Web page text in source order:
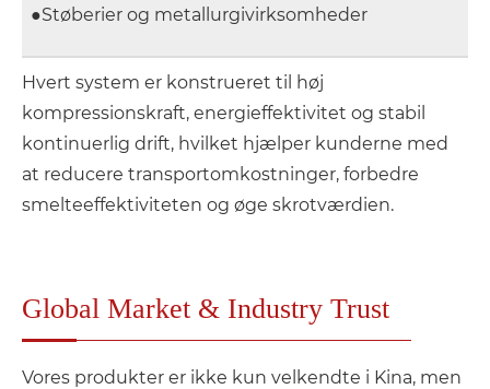
●Støberier og metallurgivirksomheder
Hvert system er konstrueret til høj
kompressionskraft, energieffektivitet og stabil
kontinuerlig drift, hvilket hjælper kunderne med
at reducere transportomkostninger, forbedre
smelteeffektiviteten og øge skrotværdien.
Global Market & Industry Trust
Vores produkter er ikke kun velkendte i Kina, men